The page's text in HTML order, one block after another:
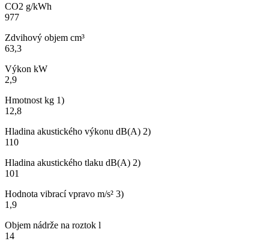
CO2 g/kWh
977
Zdvihový objem cm³
63,3
Výkon kW
2,9
Hmotnost kg 1)
12,8
Hladina akustického výkonu dB(A) 2)
110
Hladina akustického tlaku dB(A) 2)
101
Hodnota vibrací vpravo m/s² 3)
1,9
Objem nádrže na roztok l
14